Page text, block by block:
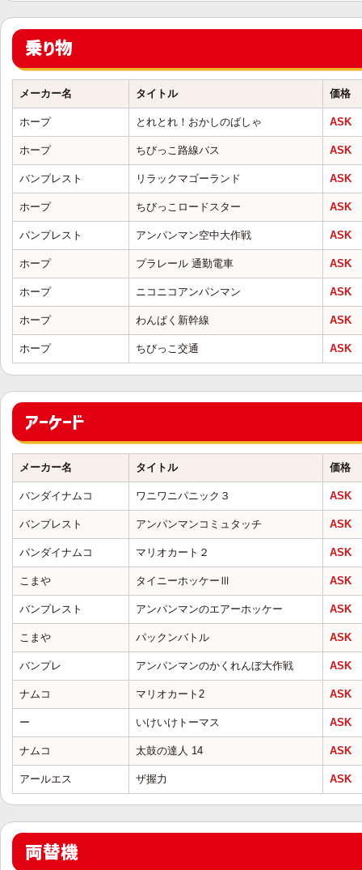
乗り物
メーカー名 タイトル 価格
ホープ とれとれ！おかしのばしゃ ASK
ホープ ちびっこ路線バス ASK
バンプレスト リラックマゴーランド ASK
ホープ ちびっこロードスター ASK
バンプレスト アンパンマン空中大作戦 ASK
ホープ プラレール 通勤電車 ASK
ホープ ニコニコアンパンマン ASK
ホープ わんぱく新幹線 ASK
ホープ ちびっこ交通 ASK
アーケード
メーカー名 タイトル 価格
バンダイナムコ ワニワニパニック３ ASK
バンプレスト アンパンマンコミュタッチ ASK
バンダイナムコ マリオカート２ ASK
こまや タイニーホッケーⅢ ASK
バンプレスト アンパンマンのエアーホッケー ASK
こまや パックンバトル ASK
バンプレ アンパンマンのかくれんぼ大作戦 ASK
ナムコ マリオカート2 ASK
ー いけいけトーマス ASK
ナムコ 太鼓の達人 14 ASK
アールエス ザ握力 ASK
両替機